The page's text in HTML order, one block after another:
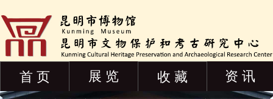
首 页 展 览 收 藏 资 讯